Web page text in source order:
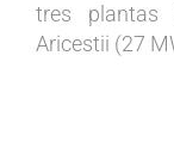
tres plantas
Aricestii (27